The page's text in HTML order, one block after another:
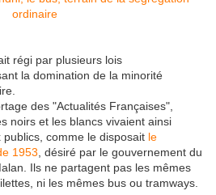
régi par plusieurs lois
la domination de la minorité
des "Actualités Françaises",
noirs et les blancs vivaient ainsi
comme le disposait le
1953 , désiré par le gouvernement du
Ils ne partagent pas les mêmes
ni les mêmes bus ou tramways.